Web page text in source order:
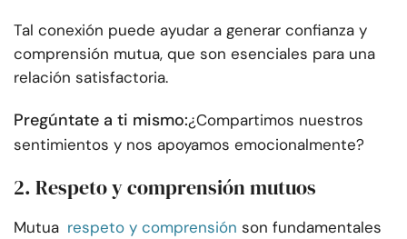
Tal conexión puede ayudar a generar confianza y
comprensión mutua, que son esenciales para una
relación satisfactoria.
Pregúntate a ti mismo:¿Compartimos nuestros
sentimientos y nos apoyamos emocionalmente?
2. Respeto y comprensión mutuos
Mutua respeto y comprensión son fundamentales